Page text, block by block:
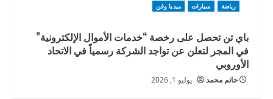
رياضة
سيارات ميديا وفن
باي تن تحصل على رخصة “خدمات الأموال الإلكترونية”
في المجر لتعلن عن تواجد الشركة رسمياً في الاتحاد
الأوروبي
حاتم محمد يوليو 1, 2026